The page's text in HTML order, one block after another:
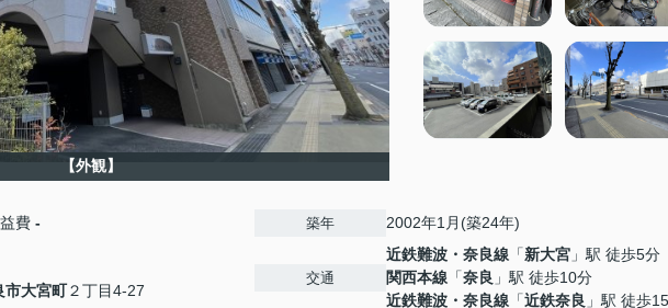
【外観】
費 -
市大宮町２丁目4-27
築年 2002年1月(築24年)
交通
近鉄難波・奈良線 「新大宮 」駅 徒歩5分
関西本線 「奈良 」駅 徒歩10分
近鉄難波・奈良線 「近鉄奈良 」駅 徒歩